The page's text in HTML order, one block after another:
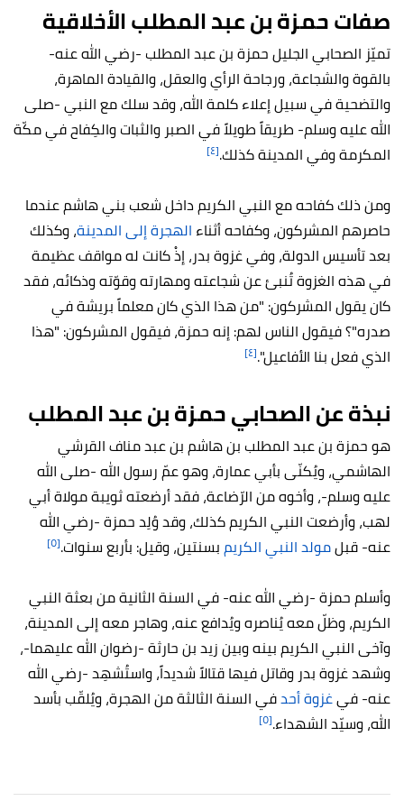
صفات حمزة بن عبد المطلب الأخلاقية
تميّز الصحابي الجليل حمزة بن عبد المطلب -رضي الله عنه-
بالقوة والشجاعة، ورجاحة الرأي والعقل، والقيادة الماهرة،
والتضحية في سبيل إعلاء كلمة الله، وقد سلك مع النبي -صلى
الله عليه وسلم- طريقاً طويلاً في الصبر والثبات والكِفاح في مكّة
المكرمة وفي المدينة كذلك.[٤]
ومن ذلك كفاحه مع النبي الكريم داخل شعب بني هاشم عندما
حاصرهم المشركون، وكفاحه أثناءالهجرة إلى المدينة، وكذلك
بعد تأسيس الدولة، وفي غزوة بدر، إذْ كانت له مواقف عظيمة
في هذه الغزوة تُنبئ عن شجاعته ومهارته وقوّته وذكائه، فقد
كان يقول المشركون: "من هذا الذي كان معلماً بريشة في
صدره"؟ فيقول الناس لهم: إنه حمزة، فيقول المشركون: "هذا
الذي فعل بنا الأفاعيل".[٤]
نبذة عن الصحابي حمزة بن عبد المطلب
هو حمزة بن عبد المطلب بن هاشم بن عبد مناف القرشي
الهاشمي، ويُكنّى بأبي عمارة، وهو عمّ رسول الله -صلى الله
عليه وسلم-، وأخوه من الرّضاعة، فقد أرضعته ثويبة مولاة أبي
لهب، وأرضعت النبي الكريم كذلك، وقد وُلِد حمزة -رضي الله
عنه- قبلمولد النبي الكريمبسنتين، وقيل: بأربع سنوات.[٥]
وأسلم حمزة -رضي الله عنه- في السنة الثانية من بعثة النبي
الكريم، وظلّ معه يُناصره ويُدافع عنه، وهاجر معه إلى المدينة،
وآخى النبي الكريم بينه وبين زيد بن حارثة -رضوان الله عليهما-،
وشهد غزوة بدر وقاتل فيها قتالاً شديداً، واستُشهِد -رضي الله
عنه- فيغزوة أحدفي السنة الثالثة من الهجرة، ويُلقّب بأسد
الله، وسيّد الشهداء.[٥]